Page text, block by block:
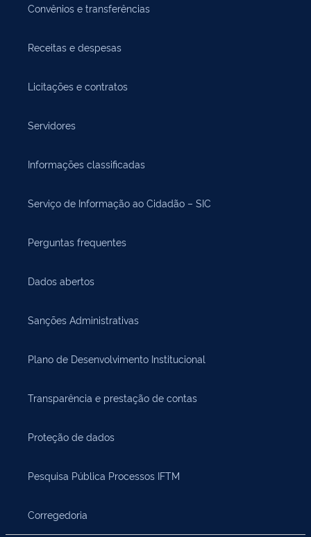
Convênios e transferências
Receitas e despesas
Licitações e contratos
Servidores
Informações classificadas
Serviço de Informação ao Cidadão – SIC
Perguntas frequentes
Dados abertos
Sanções Administrativas
Plano de Desenvolvimento Institucional
Transparência e prestação de contas
Proteção de dados
Pesquisa Pública Processos IFTM
Corregedoria